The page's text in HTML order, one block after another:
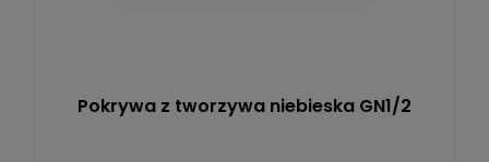
Pokrywa z tworzywa niebieska GN1/2